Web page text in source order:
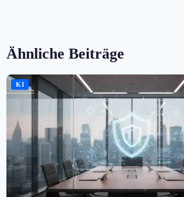
Ähnliche Beiträge
KI